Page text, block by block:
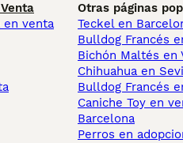
en venta
Otras páginas
Teckel en
Bulldog Francés
Bichón Maltés en
Chihuahua en
Bulldog Francés
Caniche Toy en
Barcelona
Perros en